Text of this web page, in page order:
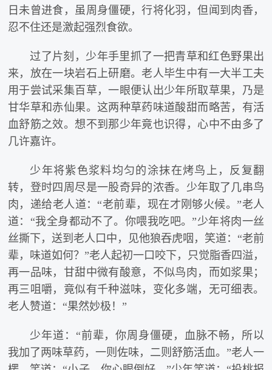
日未曾进食，虽周身僵硬，行将化羽，但闻到肉香，
忍不住还是激起强烈食欲。
过了片刻，少年手里抓了一把青草和红色野果出
来，放在一块岩石上研磨。老人毕生中有一大半工夫
用于尝试采集百草，一眼便认出少年所取草果，乃是
甘华草和赤仙果。这两种草药味道酸甜而略苦，有活
血舒筋之效。想不到那少年竟也识得，心中不由多了
几许嘉许。
少年将紫色浆料均匀的涂抹在烤鸟上，反复翻
转，登时四周尽是一股奇异的浓香。少年取了几串鸟
肉，递给老人道：“老前辈，现在才刚够火候。”老人
道：“我全身都动不了。你喂我吃吧。”少年将肉一丝
丝撕下，送到老人口中，见他狼吞虎咽，笑道：“老前
辈，味道如何？”老人起初一口咬下，只觉脂香四溢，
再一品味，甘甜中微有酸意，不似鸟肉，而如浆果；
再三咀嚼，竟似有千种滋味，变化多端，无可细表。
老人赞道：“果然妙极！”
少年道：“前辈，你周身僵硬，血脉不畅，所以
我加了两味草药，一则佐味，二则舒筋活血。”老人一